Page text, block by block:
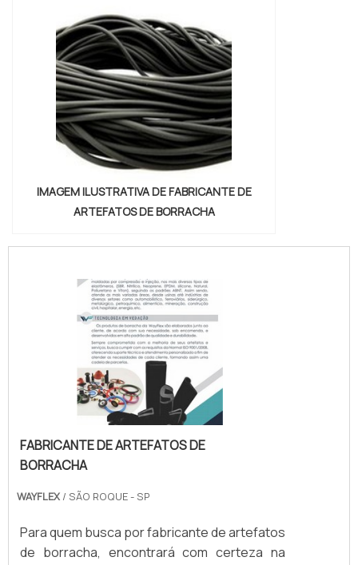
IMAGEM ILUSTRATIVA DE FABRICANTE DE
ARTEFATOS DE BORRACHA
FABRICANTE DE ARTEFATOS DE
BORRACHA
WAYFLEX / SÃO ROQUE - SP
Para quem busca por fabricante de artefatos
de borracha, encontrará com certeza na